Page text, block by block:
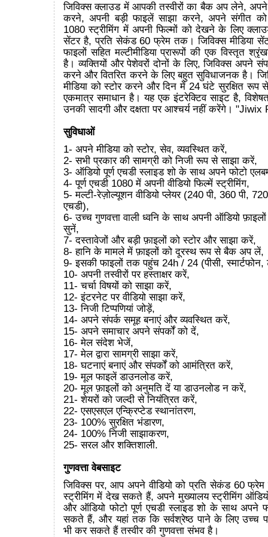
जिविक्स क्लाउड में आपकी तस्वीरों का बैक अप लेने, अपने
करने, अपनी बड़ी फाइलें साझा करने, अपने संगीत
1080 स्ट्रीमिंग में अपनी फिल्मों को देखने के लिए
सेंटर है, प्रति सेकंड 60 फ्रेम तक। जिविक्स मीडिया
फाइलों सहित मल्टीमीडिया प्रारूपों की एक विस्तृत
है। व्यक्तियों और पेशेवरों दोनों के लिए, जिविक्स अपने
करने और वितरित करने के लिए बहुत सुविधाजनक है।
मीडिया को स्टोर करने और दिन में 24 घंटे सुरक्षित
एकमात्र समाधान है। यह एक इंटरेक्टिव साइट है,
उनकी सादगी और दक्षता पर आश्चर्य नहीं करेंगे। "Jiwix
सुविधाओं
1- अपने मीडिया को स्टोर, सेव, व्यवस्थित करें,
2- सभी प्रकार की सामग्री को निजी रूप से साझा करें,
3- ऑडियो पूर्ण एचडी स्लाइड शो के साथ अपने फोटो
4- पूर्ण एचडी 1080 में अपनी वीडियो फिल्में स्ट्रीमिंग,
5- मल्टी-रेज़ोल्यूशन वीडियो प्लेयर (240 पी, 360 पी,
एचडी),
6- उच्च गुणवत्ता वाली ध्वनि के साथ अपनी ऑडियो
सुनें,
7- दस्तावेजों और बड़ी फ़ाइलों को स्टोर और साझा करें,
8- हानि के मामले में फ़ाइलों को दूरस्थ रूप से बैक अप लें,
9- इसकी फाइलों तक पहुंच 24h / 24 (पीसी,
10- अपनी तस्वीरों पर हस्ताक्षर करें,
11- चर्चा विषयों को साझा करें,
12- इंटरनेट पर वीडियो साझा करें,
13- निजी टिप्पणियां जोड़ें,
14- अपने संपर्क समूह बनाएं और व्यवस्थित करें,
15- अपने समाचार अपने संपर्कों को दें,
16- मेल संदेश भेजें,
17- मेल द्वारा सामग्री साझा करें,
18- घटनाएं बनाएं और संपर्कों को आमंत्रित करें,
19- मूल फाइलें डाउनलोड करें,
20- मूल फ़ाइलों को अनुमति दें या डाउनलोड न करें,
21- शेयरों को जल्दी से नियंत्रित करें,
22- एसएसएल एन्क्रिप्टेड स्थानांतरण,
23- 100% सुरक्षित भंडारण,
24- 100% निजी साझाकरण,
25- सरल और शक्तिशाली.
गुणवत्ता वेबसाइट
जिविक्स पर, आप अपने वीडियो को प्रति सेकंड 60 फ्रेम
स्ट्रीमिंग में देख सकते हैं, अपने मुख्यालय स्ट्रीमिंग
और ऑडियो फोटो पूर्ण एचडी स्लाइड शो के साथ अपने
सकते हैं, और यहां तक कि सर्वश्रेष्ठ पाने के लिए उच्च
भी कर सकते हैं तस्वीर की गुणवत्ता संभव है।